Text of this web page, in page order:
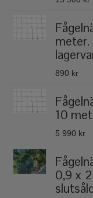
meter.
890 kr
10
5 990 kr
0,9 x